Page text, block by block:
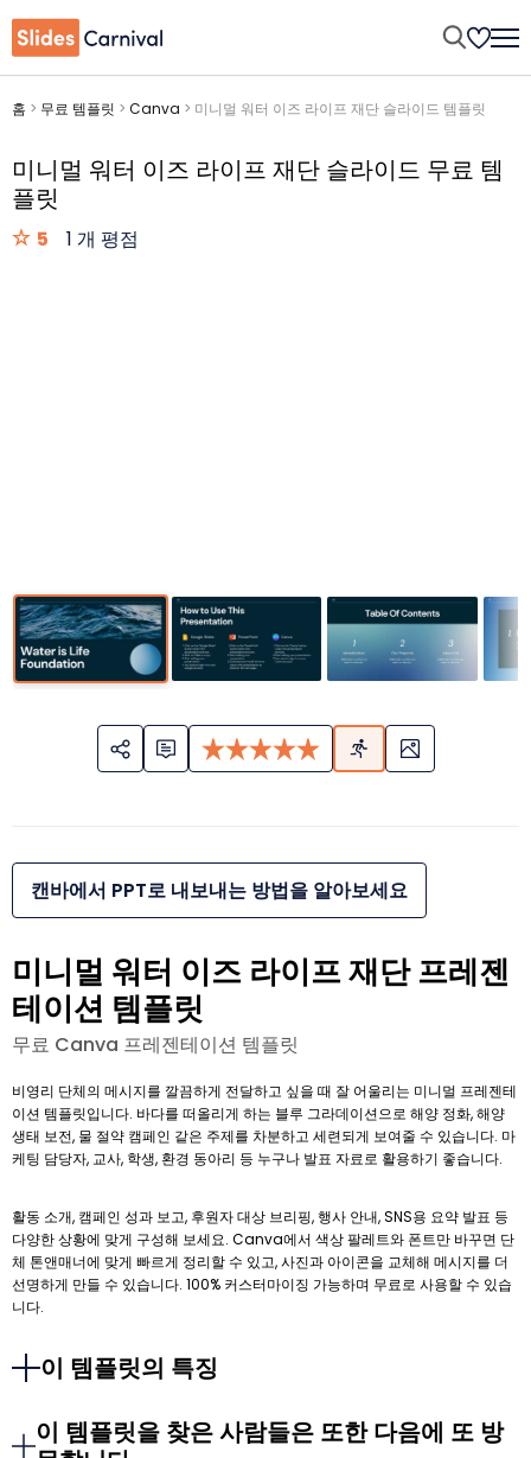
홈 > 무료 템플릿 > Canva > 미니멀 워터 이즈 라이프 재단 슬라이드 템플릿
미니멀 워터 이즈 라이프 재단 슬라이드 무료 템
플릿
5 1 개 평점
캔바에서 PPT로 내보내는 방법을 알아보세요
미니멀 워터 이즈 라이프 재단 프레젠
테이션 템플릿
무료 Canva 프레젠테이션 템플릿
비영리 단체의 메시지를 깔끔하게 전달하고 싶을 때 잘 어울리는 미니멀 프레젠테
이션 템플릿입니다. 바다를 떠올리게 하는 블루 그라데이션으로 해양 정화, 해양
생태 보전, 물 절약 캠페인 같은 주제를 차분하고 세련되게 보여줄 수 있습니다. 마
케팅 담당자, 교사, 학생, 환경 동아리 등 누구나 발표 자료로 활용하기 좋습니다.
활동 소개, 캠페인 성과 보고, 후원자 대상 브리핑, 행사 안내, SNS용 요약 발표 등
다양한 상황에 맞게 구성해 보세요. Canva에서 색상 팔레트와 폰트만 바꾸면 단
체 톤앤매너에 맞게 빠르게 정리할 수 있고, 사진과 아이콘을 교체해 메시지를 더
선명하게 만들 수 있습니다. 100% 커스터마이징 가능하며 무료로 사용할 수 있습
니다.
이 템플릿의 특징
이 템플릿을 찾은 사람들은 또한 다음에 또 방